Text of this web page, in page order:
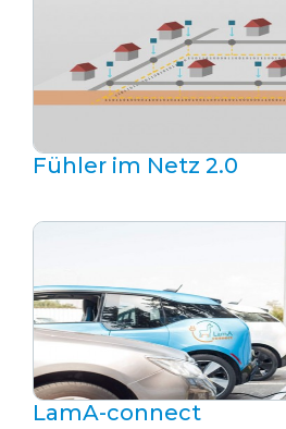
Fühler im Netz 2.0
LamA-connect